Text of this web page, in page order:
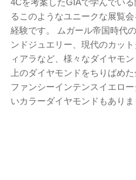
るこのようなユニークな展覧
経験です。 ムガール帝国時代
ンドジュエリー、現代のカッ
ィアラなど、様々なダイヤモ
上のダイヤモンドをちりばめ
ファンシーインテンスイエロ
いカラーダイヤモンドもありま